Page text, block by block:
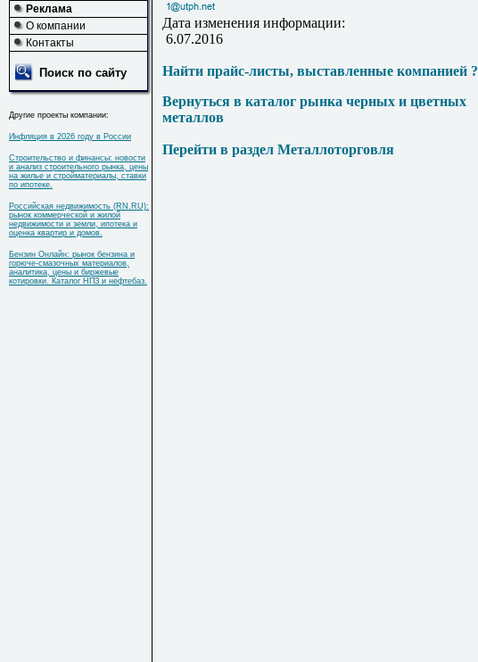
Реклама
О компании
Контакты
Поиск по сайту
Другие проекты компании:
Инфляция в 2026 году в России
Строительство и финансы: новости
и анализ строительного рынка, цены
на жилье и стройматериалы, ставки
по ипотеке.
Российская недвижимость (RN.RU):
рынок коммерческой и жилой
недвижимости и земли, ипотека и
оценка квартир и домов.
Бензин Онлайн: рынок бензина и
горюче-смазочных материалов,
аналитика, цены и биржевые
котировки. Каталог НПЗ и нефтебаз.
Дата изменения информации:
6.07.2016
Найти прайс-листы, выставленные компанией ?
Вернуться в каталог рынка черных и цветных
металлов
Перейти в раздел Металлоторговля